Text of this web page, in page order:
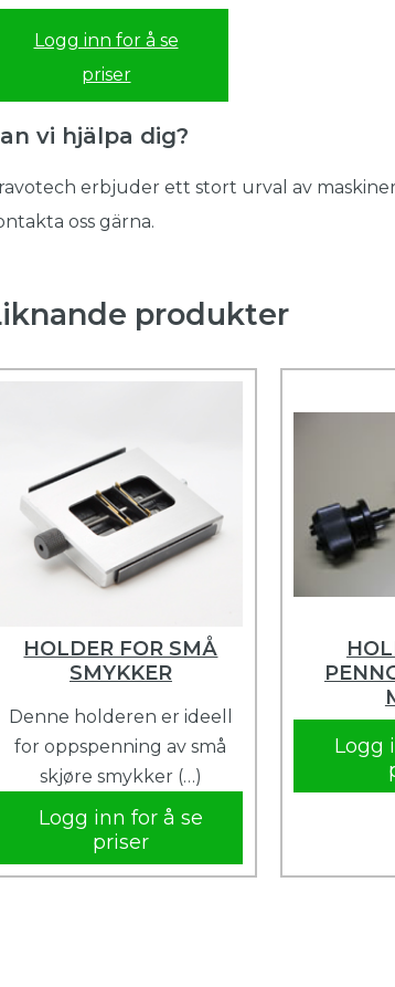
Logg inn for å se
priser
vi hjälpa dig?
erbjuder ett stort urval av
oss gärna.
produkter
HOLDER FOR SMÅ
SMYKKER
Denne holderen er ideell
for oppspenning av små
skjøre smykker (…)
Logg inn for å se
priser
Logg